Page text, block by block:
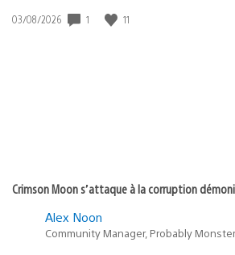
Date
03/08/2026 1 11
Crimson Moon s’attaque à la corruption
Alex Noon
Community Manager, Probably